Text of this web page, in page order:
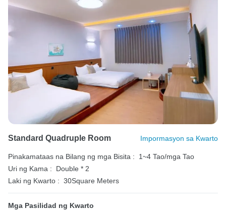
Standard Quadruple Room Impormasyon sa Kwarto
Pinakamataas na Bilang ng mga Bisita :
1~4 Tao/mga Tao
Uri ng Kama :
Double * 2
Laki ng Kwarto : 30Square Meters
Mga Pasilidad ng Kwarto